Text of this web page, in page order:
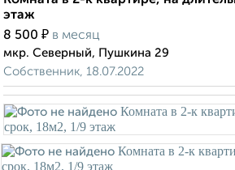
этаж
8 500 ₽ в месяц
мкр. Северный, Пушкина 29
Собственник, 18.07.2022